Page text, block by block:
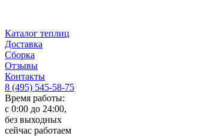
Каталог теплиц
Доставка
Сборка
Отзывы
Контакты
8 (495) 545-58-75
Время работы:
с 0:00 до 24:00,
без выходных
сейчас работаем